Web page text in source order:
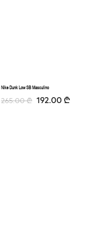
Nike Dunk Low SB Masculino
265.00₾ 192.00 ₾